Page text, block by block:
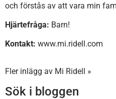
och förstås av att vara min
Hjärtefråga: Barn!
Kontakt: www.mi.ridell.com
Fler inlägg av Mi Ridell »
Sök i bloggen